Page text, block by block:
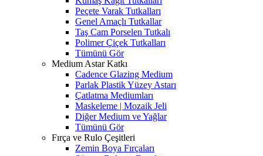
Peçete Varak Tutkalları
Genel Amaçlı Tutkallar
Taş Cam Porselen Tutkalı
Polimer Çiçek Tutkalları
Tümünü Gör
Medium Astar Katkı
Cadence Glazing Medium
Parlak Plastik Yüzey Astarı
Çatlatma Mediumları
Maskeleme | Mozaik Jeli
Diğer Medium ve Yağlar
Tümünü Gör
Fırça ve Rulo Çeşitleri
Zemin Boya Fırçaları